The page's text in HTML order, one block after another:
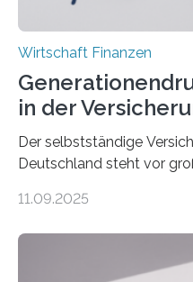
Wirtschaft Finanzen
in der
Der selbstständige
Deutschland steht vor
Dr. Matthias Beenken und
Bundesverbands
durchgeführt haben. Die
11.09.2025